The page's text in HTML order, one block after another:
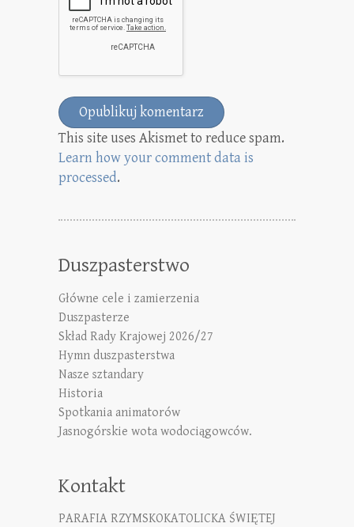
This site uses Akismet to reduce spam.
Learn how your comment data is
processed.
Duszpasterstwo
Główne cele i zamierzenia
Duszpasterze
Skład Rady Krajowej 2026/27
Hymn duszpasterstwa
Nasze sztandary
Historia
Spotkania animatorów
Jasnogórskie wota wodociągowców.
Kontakt
PARAFIA RZYMSKOKATOLICKA ŚWIĘTEJ